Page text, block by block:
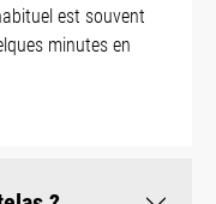
est souvent
minutes en